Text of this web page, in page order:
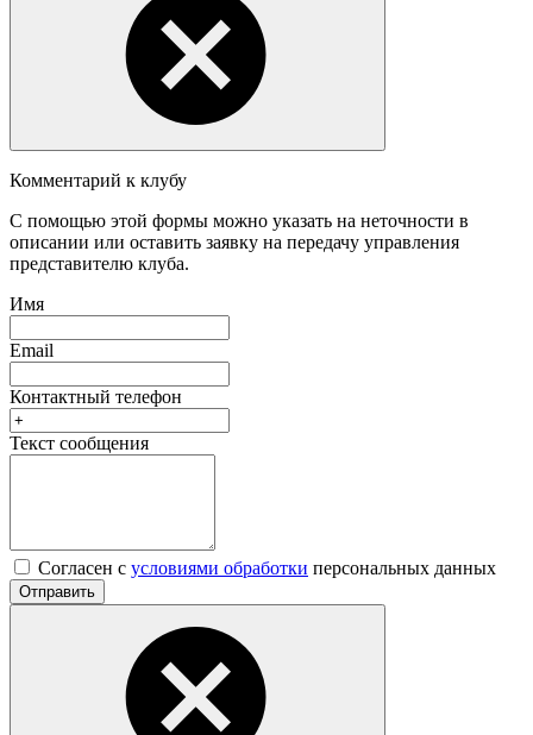
Комментарий к клубу
С помощью этой формы можно указать на неточности в
описании или оставить заявку на передачу управления
представителю клуба.
Имя
Email
Контактный телефон
Текст сообщения
Согласен с условиями обработки персональных данных
Отправить